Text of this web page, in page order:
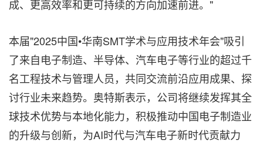
成、更高效率和更可持续的方向加速前进。"
本届"2025中国•华南SMT学术与应用技术年会"吸引
了来自电子制造、半导体、汽车电子等行业的超过千
名工程技术与管理人员，共同交流前沿应用成果、探
讨行业未来趋势。奥特斯表示，公司将继续发挥其全
球技术优势与本地化能力，积极推动中国电子制造业
的升级与创新，为AI时代与汽车电子新时代贡献力